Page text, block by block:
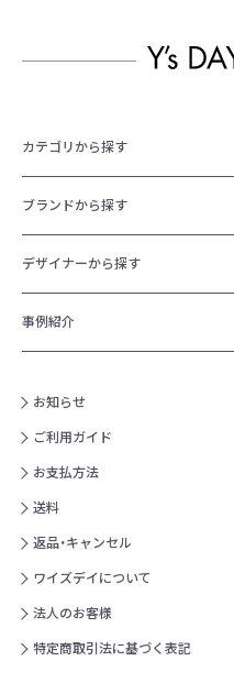
カテゴリから探す
ブランドから探す
デザイナーから探す
事例紹介
お知らせ
ご利用ガイド
お支払方法
送料
返品・キャンセル
ワイズデイについて
法人のお客様
特定商取引法に基づく表記